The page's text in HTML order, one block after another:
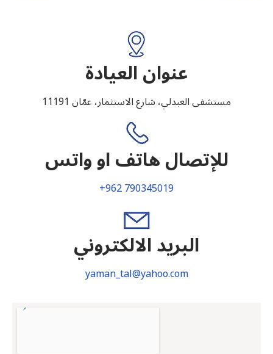
عنوان العيادة
مستشفى العبدلي، شارع الاستثمار، عمّان 11191
للإتصال هاتف او واتس
+962 790345019
البريد الالكتروني
yaman_tal@yahoo.com